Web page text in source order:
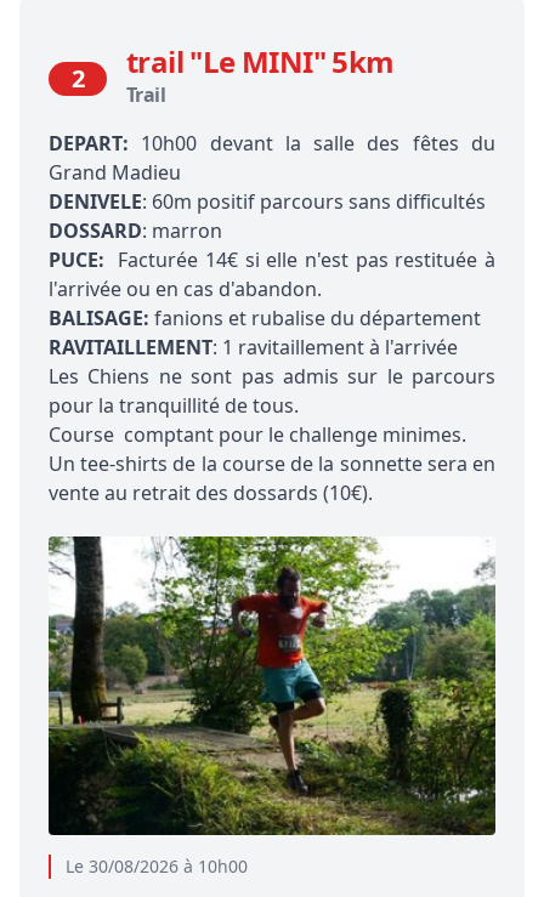
Le 30/08/2026 à 10h00
2 trail "Le MINI" 5km
Trail
DEPART: 10h00 devant la salle des fêtes du
Grand Madieu
DENIVELE: 60m positif parcours sans difficultés
DOSSARD: marron
PUCE: Facturée 14€ si elle n'est pas restituée à
l'arrivée ou en cas d'abandon.
BALISAGE: fanions et rubalise du département
RAVITAILLEMENT: 1 ravitaillement à l'arrivée
Les Chiens ne sont pas admis sur le parcours
pour la tranquillité de tous.
Course comptant pour le challenge minimes.
Un tee-shirts de la course de la sonnette sera en
vente au retrait des dossards (10€).